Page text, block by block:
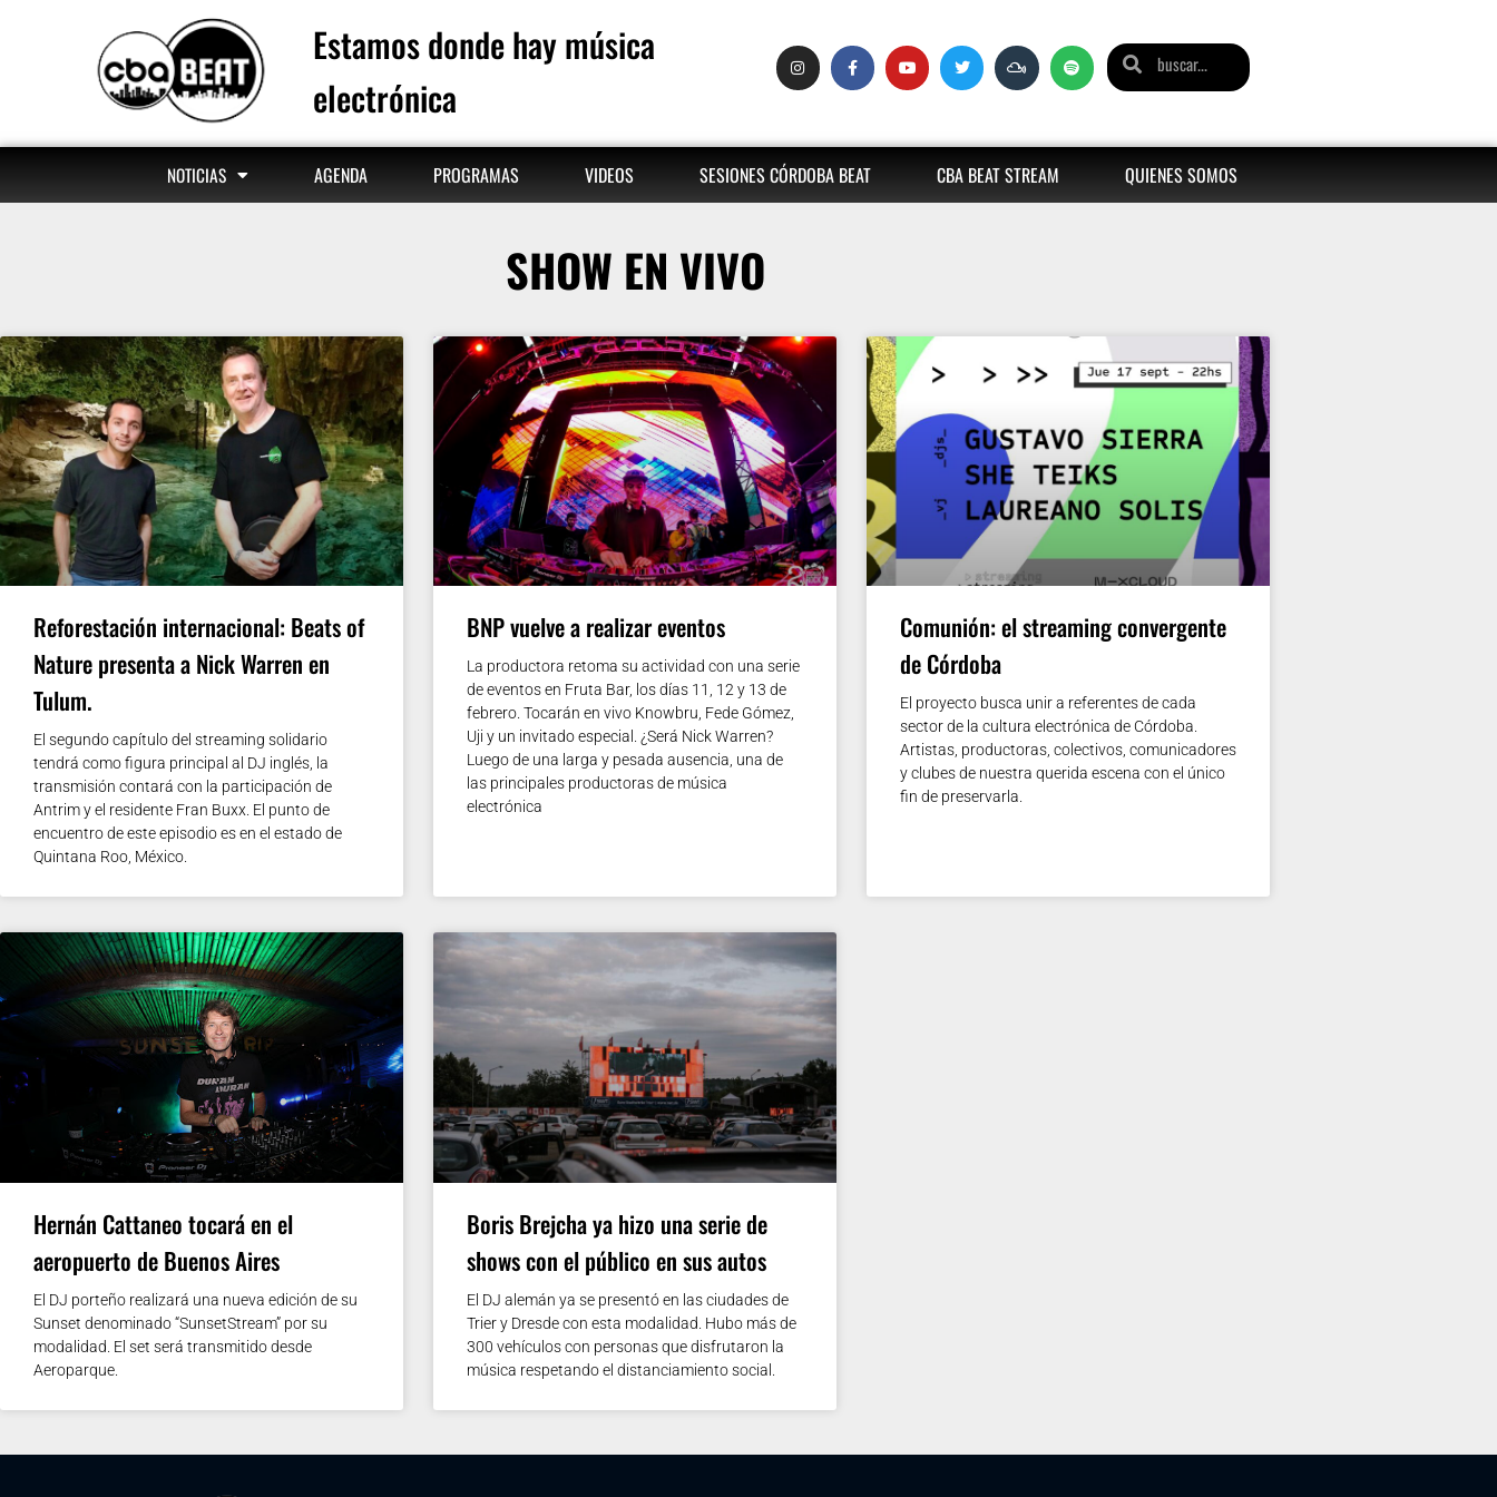
Estamos donde hay música
electrónica
NOTICIAS AGENDA PROGRAMAS VIDEOS SESIONES CÓRDOBA BEAT CBA BEAT STREAM QUIENES SOMOS
SHOW EN VIVO
Reforestación internacional: Beats of
Nature presenta a Nick Warren en
Tulum.
El segundo capítulo del streaming solidario
tendrá como figura principal al DJ inglés, la
transmisión contará con la participación de
Antrim y el residente Fran Buxx. El punto de
encuentro de este episodio es en el estado de
Quintana Roo, México.
BNP vuelve a realizar eventos
La productora retoma su actividad con una serie
de eventos en Fruta Bar, los días 11, 12 y 13 de
febrero. Tocarán en vivo Knowbru, Fede Gómez,
Uji y un invitado especial. ¿Será Nick Warren?
Luego de una larga y pesada ausencia, una de
las principales productoras de música
electrónica
Comunión: el streaming convergente
de Córdoba
El proyecto busca unir a referentes de cada
sector de la cultura electrónica de Córdoba.
Artistas, productoras, colectivos, comunicadores
y clubes de nuestra querida escena con el único
fin de preservarla.
Hernán Cattaneo tocará en el
aeropuerto de Buenos Aires
El DJ porteño realizará una nueva edición de su
Sunset denominado “SunsetStream” por su
modalidad. El set será transmitido desde
Aeroparque.
Boris Brejcha ya hizo una serie de
shows con el público en sus autos
El DJ alemán ya se presentó en las ciudades de
Trier y Dresde con esta modalidad. Hubo más de
300 vehículos con personas que disfrutaron la
música respetando el distanciamiento social.